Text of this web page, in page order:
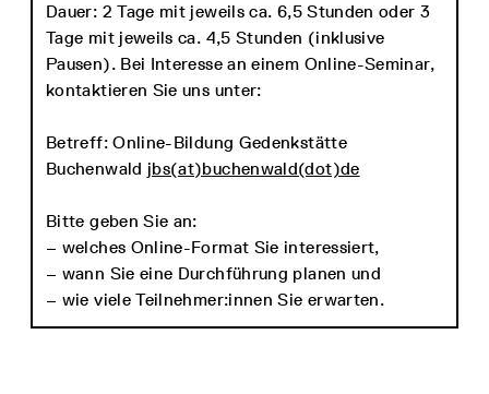
Dauer: 2 Tage mit jeweils ca. 6,5 Stunden oder 3
Tage mit jeweils ca. 4,5 Stunden (inklusive
Pausen). Bei Interesse an einem Online-Seminar,
kontaktieren Sie uns unter:
Betreff: Online-Bildung Gedenkstätte
Buchenwald jbs(at)buchenwald(dot)de
Bitte geben Sie an:
– welches Online-Format Sie interessiert,
– wann Sie eine Durchführung planen und
– wie viele Teilnehmer:innen Sie erwarten.